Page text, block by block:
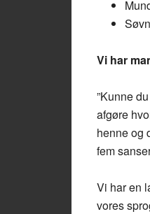
Vi har
”Kunne
afgøre
henne og
fem
Vi har en
vores